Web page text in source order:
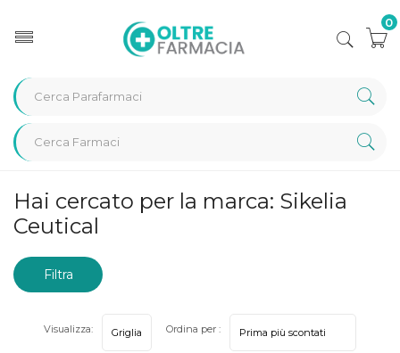
0
Home Marche parafarmaci Sikelia Ceutical
Hai cercato per la marca: Sikelia
Ceutical
Filtra
Visualizza: Ordina per :